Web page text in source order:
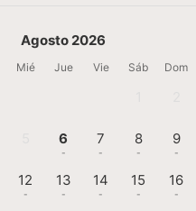
Agosto 2026
Mié Jue Vie Sáb Dom
6
-
7
-
8
-
9
-
12
-
13
-
14
-
15
-
16
-